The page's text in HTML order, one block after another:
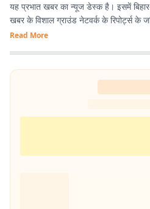
यह प्रभात खबर का न्यूज डेस्क है। इसमें
खबर के विशाल ग्राउंड नेटवर्क के रिपोर्ट्स के
Read More